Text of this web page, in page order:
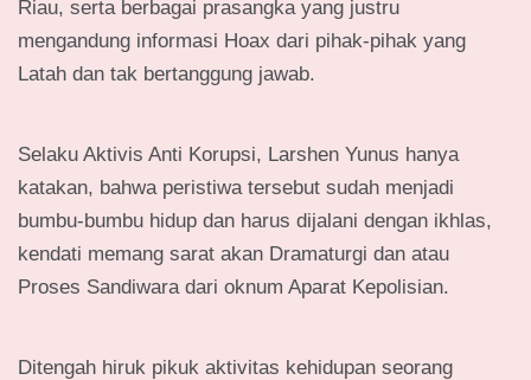
Riau, serta berbagai prasangka yang justru
mengandung informasi Hoax dari pihak-pihak yang
Latah dan tak bertanggung jawab.
Selaku Aktivis Anti Korupsi, Larshen Yunus hanya
katakan, bahwa peristiwa tersebut sudah menjadi
bumbu-bumbu hidup dan harus dijalani dengan ikhlas,
kendati memang sarat akan Dramaturgi dan atau
Proses Sandiwara dari oknum Aparat Kepolisian.
Ditengah hiruk pikuk aktivitas kehidupan seorang